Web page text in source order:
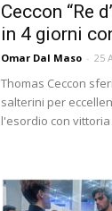
Ceccon “Re
in 4 giorni
Omar Dal Maso - 25
Thomas Ceccon
salterini per
l'esordio con